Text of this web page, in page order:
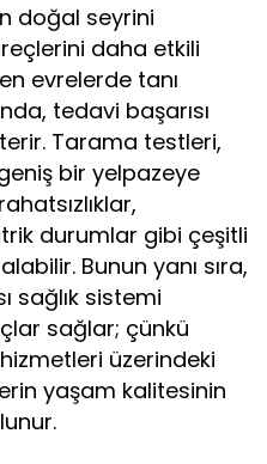
doğal seyrini
daha etkili
evrelerde tanı
tedavi başarısı
Tarama testleri,
bir yelpazeye
durumlar gibi çeşitli
Bunun yanı sıra,
sağlık sistemi
sağlar; çünkü
üzerindeki
yaşam kalitesinin